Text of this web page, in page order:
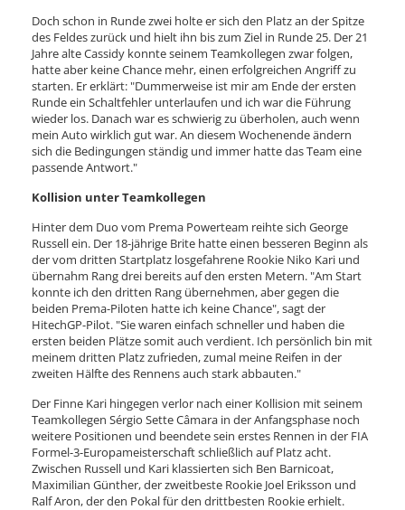
Doch schon in Runde zwei holte er sich den Platz an der Spitze
des Feldes zurück und hielt ihn bis zum Ziel in Runde 25. Der 21
Jahre alte Cassidy konnte seinem Teamkollegen zwar folgen,
hatte aber keine Chance mehr, einen erfolgreichen Angriff zu
starten. Er erklärt: "Dummerweise ist mir am Ende der ersten
Runde ein Schaltfehler unterlaufen und ich war die Führung
wieder los. Danach war es schwierig zu überholen, auch wenn
mein Auto wirklich gut war. An diesem Wochenende ändern
sich die Bedingungen ständig und immer hatte das Team eine
passende Antwort."
Kollision unter Teamkollegen
Hinter dem Duo vom Prema Powerteam reihte sich George
Russell ein. Der 18-jährige Brite hatte einen besseren Beginn als
der vom dritten Startplatz losgefahrene Rookie Niko Kari und
übernahm Rang drei bereits auf den ersten Metern. "Am Start
konnte ich den dritten Rang übernehmen, aber gegen die
beiden Prema-Piloten hatte ich keine Chance", sagt der
HitechGP-Pilot. "Sie waren einfach schneller und haben die
ersten beiden Plätze somit auch verdient. Ich persönlich bin mit
meinem dritten Platz zufrieden, zumal meine Reifen in der
zweiten Hälfte des Rennens auch stark abbauten."
Der Finne Kari hingegen verlor nach einer Kollision mit seinem
Teamkollegen Sérgio Sette Câmara in der Anfangsphase noch
weitere Positionen und beendete sein erstes Rennen in der FIA
Formel-3-Europameisterschaft schließlich auf Platz acht.
Zwischen Russell und Kari klassierten sich Ben Barnicoat,
Maximilian Günther, der zweitbeste Rookie Joel Eriksson und
Ralf Aron, der den Pokal für den drittbesten Rookie erhielt.